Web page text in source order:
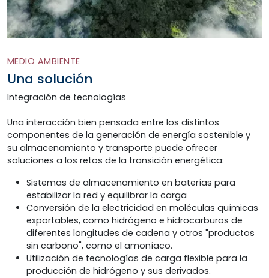
MEDIO AMBIENTE
Una solución
Integración de tecnologías
Una interacción bien pensada entre los distintos
componentes de la generación de energía sostenible y
su almacenamiento y transporte puede ofrecer
soluciones a los retos de la transición energética:
Sistemas de almacenamiento en baterías para
estabilizar la red y equilibrar la carga
Conversión de la electricidad en moléculas químicas
exportables, como hidrógeno e hidrocarburos de
diferentes longitudes de cadena y otros "productos
sin carbono", como el amoníaco.
Utilización de tecnologías de carga flexible para la
producción de hidrógeno y sus derivados.